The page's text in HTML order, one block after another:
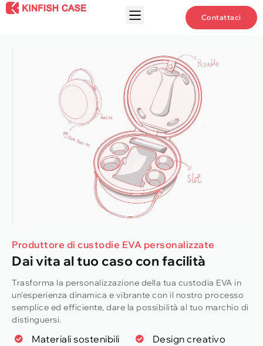
Contattaci
Produttore di custodie EVA personalizzate
Dai vita al tuo caso con facilità
Trasforma la personalizzazione della tua custodia EVA in
un'esperienza dinamica e vibrante con il nostro processo
semplice ed efficiente, dare la possibilità al tuo marchio di
distinguersi.
Materiali sostenibili
Design creativo